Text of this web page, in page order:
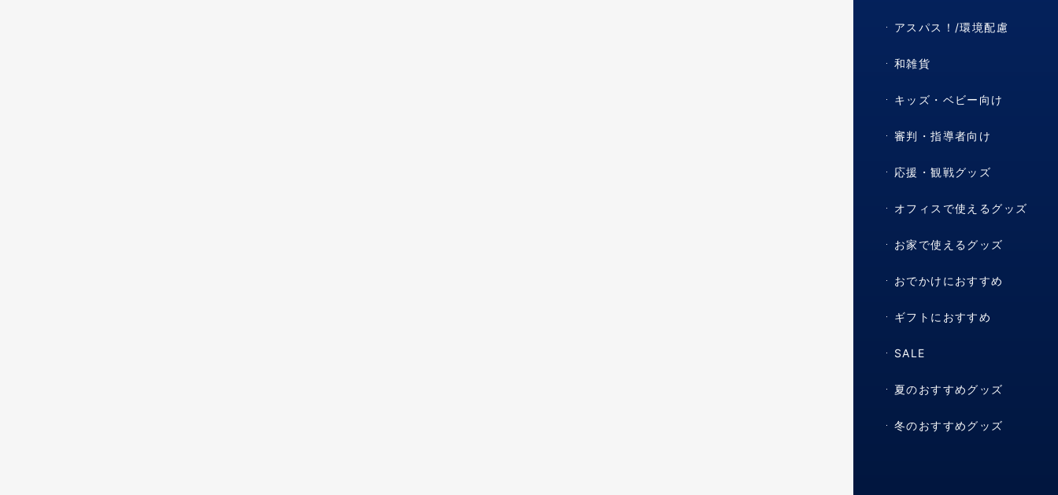
アスパス！/環境配慮
和雑貨
キッズ・ベビー向け
審判・指導者向け
応援・観戦グッズ
オフィスで使えるグッズ
お家で使えるグッズ
おでかけにおすすめ
ギフトにおすすめ
SALE
夏のおすすめグッズ
冬のおすすめグッズ